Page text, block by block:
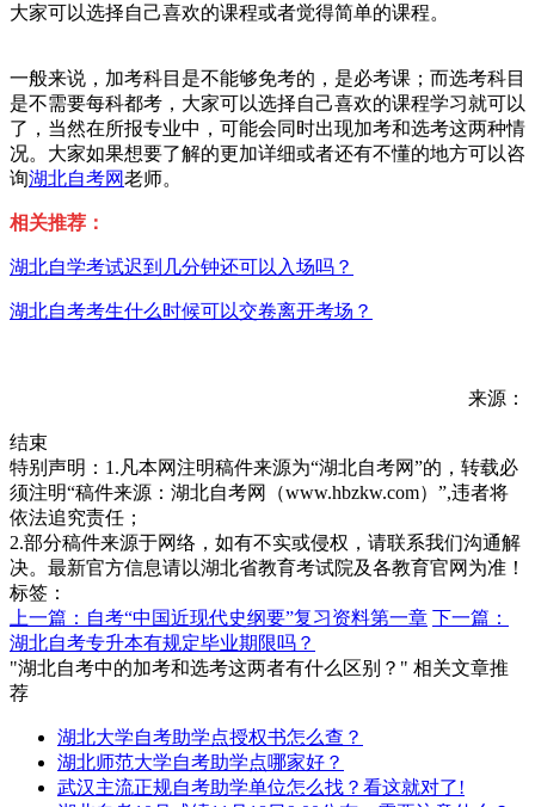
大家可以选择自己喜欢的课程或者觉得简单的课程。
一般来说，加考科目是不能够免考的，是必考课；而选考科目
是不需要每科都考，大家可以选择自己喜欢的课程学习就可以
了，当然在所报专业中，可能会同时出现加考和选考这两种情
况。大家如果想要了解的更加详细或者还有不懂的地方可以咨
询湖北自考网老师。
相关推荐：
湖北自学考试迟到几分钟还可以入场吗？
湖北自考考生什么时候可以交卷离开考场？
来源：
结束
特别声明：1.凡本网注明稿件来源为“湖北自考网”的，转载必
须注明“稿件来源：湖北自考网（www.hbzkw.com）”,违者将
依法追究责任；
2.部分稿件来源于网络，如有不实或侵权，请联系我们沟通解
决。最新官方信息请以湖北省教育考试院及各教育官网为准！
标签：
上一篇：自考“中国近现代史纲要”复习资料第一章 下一篇：
湖北自考专升本有规定毕业期限吗？
"湖北自考中的加考和选考这两者有什么区别？" 相关文章推
荐
湖北大学自考助学点授权书怎么查？
湖北师范大学自考助学点哪家好？
武汉主流正规自考助学单位怎么找？看这就对了!